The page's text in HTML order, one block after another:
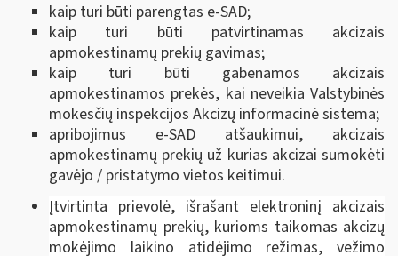
kaip turi būti parengtas e-SAD;
kaip turi būti patvirtinamas akcizais
apmokestinamų prekių gavimas;
kaip turi būti gabenamos akcizais
apmokestinamos prekės, kai neveikia Valstybinės
mokesčių inspekcijos Akcizų informacinė sistema;
apribojimus e-SAD atšaukimui, akcizais
apmokestinamų prekių už kurias akcizai sumokėti
gavėjo / pristatymo vietos keitimui.
Įtvirtinta prievolė, išrašant elektroninį akcizais
apmokestinamų prekių, kurioms taikomas akcizų
mokėjimo laikino atidėjimo režimas, vežimo